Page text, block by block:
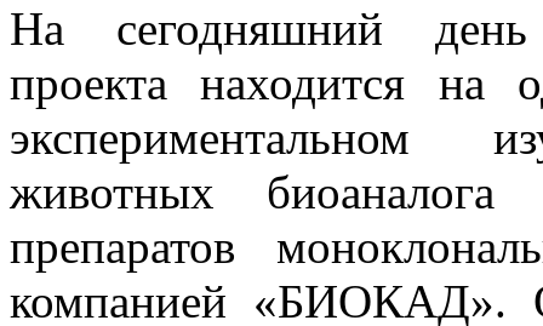
На сегодняшний день
проекта находится на
экспериментальном
животных
препаратов
компанией «БИОКАД».